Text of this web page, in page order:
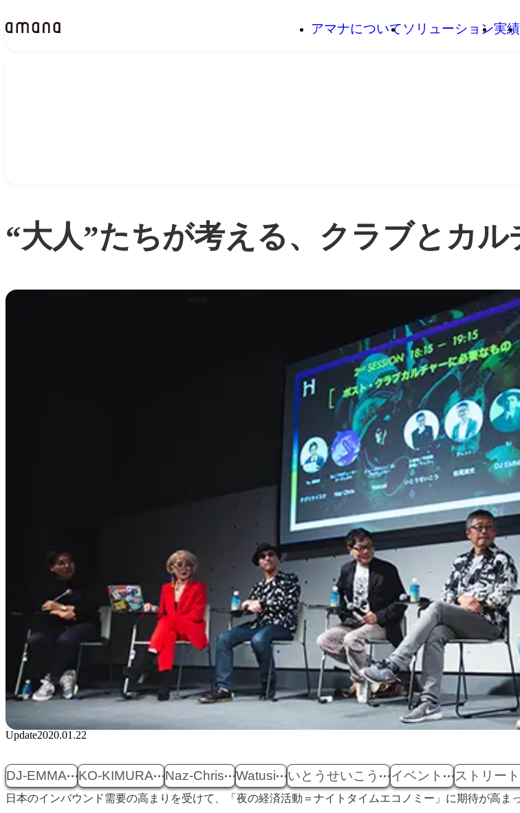
アマナについてソリューション実績
“大人”たちが考える、クラブとカ
Update2020.01.22
DJ-EMMA KO-KIMURA Naz-Chris Watusi いとうせいこう イベント ストリー
日本のインバウンド需要の高まりを受けて、「夜の経済活動＝ナイトタイムエコノミー」に期待が高